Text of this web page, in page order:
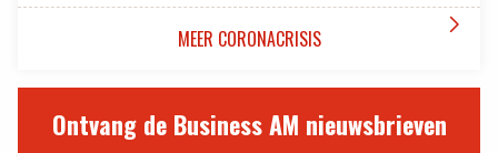
MEER CORONACRISIS 
Ontvang de Business AM nieuwsbrieven